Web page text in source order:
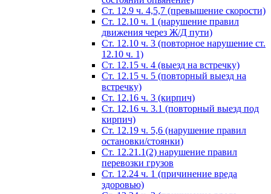
Ст. 12.9 ч. 4,5,7 (превышение скорости)
Ст. 12.10 ч. 1 (нарушение правил
движения через Ж/Д пути)
Ст. 12.10 ч. 3 (повторное нарушение ст.
12.10 ч. 1)
Ст. 12.15 ч. 4 (выезд на встречку)
Ст. 12.15 ч. 5 (повторный выезд на
встречку)
Ст. 12.16 ч. 3 (кирпич)
Ст. 12.16 ч. 3.1 (повторный выезд под
кирпич)
Ст. 12.19 ч. 5,6 (нарушение правил
остановки/стоянки)
Ст. 12.21.1(2) нарушение правил
перевозки грузов
Ст. 12.24 ч. 1 (причинение вреда
здоровью)